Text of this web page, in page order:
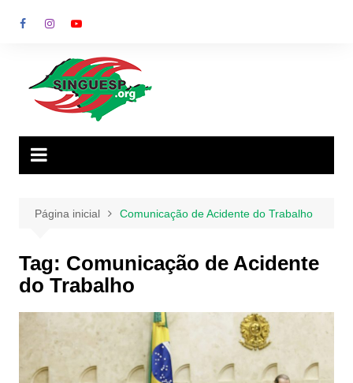
para
Página inicial Comunicação de Acidente do Trabalho
Tag: Comunicação de Acidente
do Trabalho